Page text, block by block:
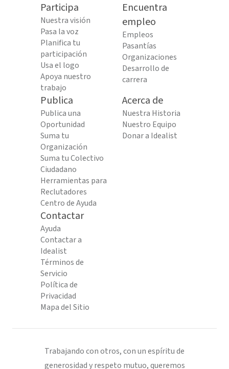
Participa
Nuestra visión
Pasa la voz
Planifica tu
participación
Usa el logo
Apoya nuestro
trabajo
Encuentra
empleo
Empleos
Pasantías
Organizaciones
Desarrollo de
carrera
Publica
Publica una
Oportunidad
Suma tu
Organización
Suma tu Colectivo
Ciudadano
Herramientas para
Reclutadores
Centro de Ayuda
Acerca de
Nuestra Historia
Nuestro Equipo
Donar a Idealist
Contactar
Ayuda
Contactar a
Idealist
Términos de
Servicio
Política de
Privacidad
Mapa del Sitio
Trabajando con otros, con un espíritu de
generosidad y respeto mutuo, queremos